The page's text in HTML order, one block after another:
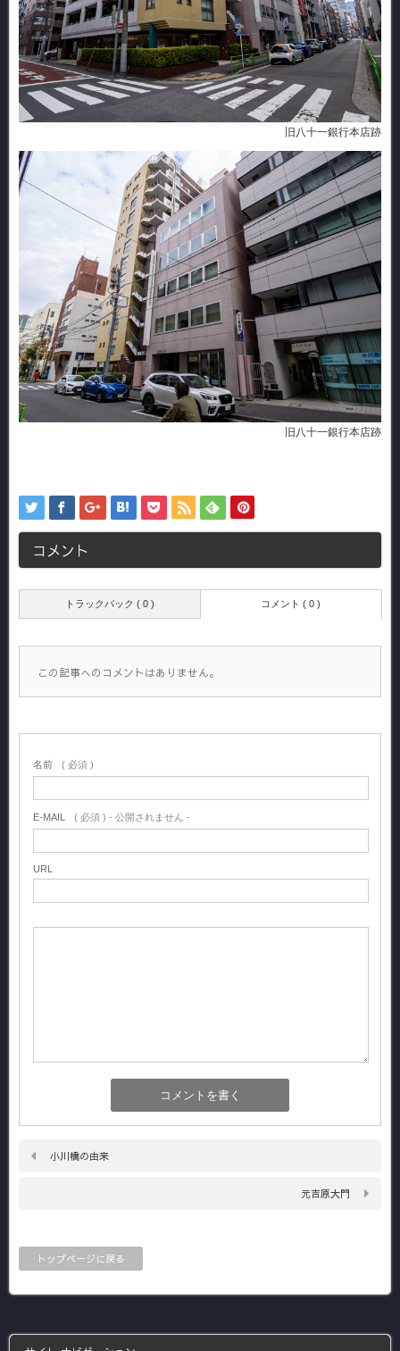
旧八十一銀行本店跡
旧八十一銀行本店跡
コメント
トラックバック ( 0 ) コメント ( 0 )
この記事へのコメントはありません。
名前 ( 必須 )
E-MAIL ( 必須 ) - 公開されません -
URL
小川橋の由来
元吉原大門
トップページに戻る